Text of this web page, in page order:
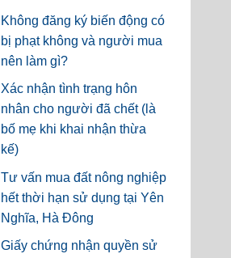
Không đăng ký biến động có
bị phạt không và người mua
nên làm gì?
Xác nhận tình trạng hôn
nhân cho người đã chết (là
bố mẹ khi khai nhận thừa
kế)
Tư vấn mua đất nông nghiệp
hết thời hạn sử dụng tại Yên
Nghĩa, Hà Đông
Giấy chứng nhận quyền sử